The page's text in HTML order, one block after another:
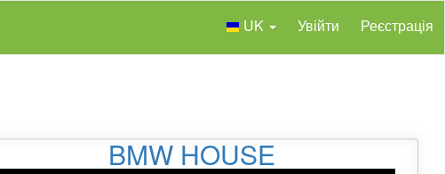
UK Увійти Реєстрація
BMW HOUSE